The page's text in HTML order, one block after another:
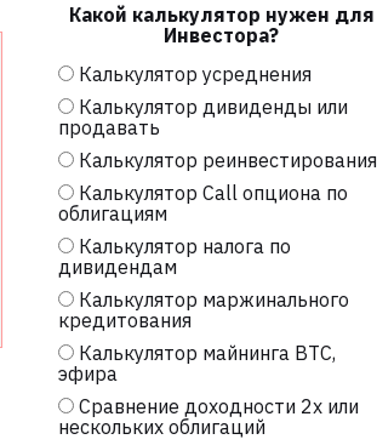
Какой калькулятор нужен для
Инвестора?
Калькулятор усреднения
Калькулятор дивиденды или
продавать
Калькулятор реинвестирования
Калькулятор Call опциона по
облигациям
Калькулятор налога по
дивидендам
Калькулятор маржинального
кредитования
Калькулятор майнинга BTC,
эфира
Сравнение доходности 2х или
нескольких облигаций